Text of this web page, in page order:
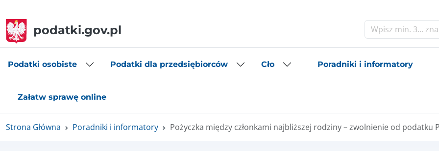
podatki.gov.pl
Podatki osobiste Podatki dla przedsiębiorców Cło Poradniki i informatory
Załatw sprawę online
Strona Główna Poradniki i informatory Pożyczka między członkami najbliższej rodziny – zwolnienie od podatku